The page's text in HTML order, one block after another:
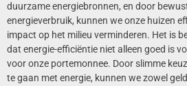
duurzame energiebronnen, en door
energieverbruik, kunnen we onze huizen
impact op het milieu verminderen. Het is
dat energie-efficiëntie niet alleen goed is
voor onze portemonnee. Door slimme
te gaan met energie, kunnen we zowel